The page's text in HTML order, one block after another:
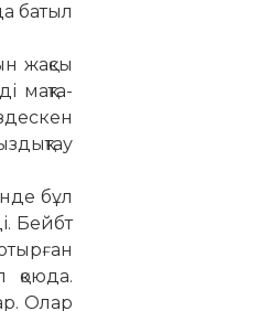
батыл
жақ­­сы
мақ­та­
бұл
Бейбт
қоюда.
Олар